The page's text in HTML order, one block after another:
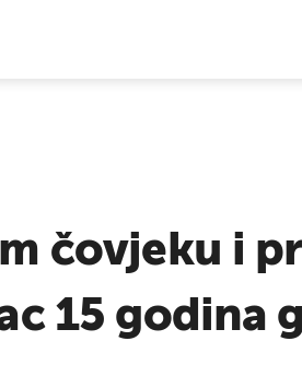
čovjeku i
15 godina